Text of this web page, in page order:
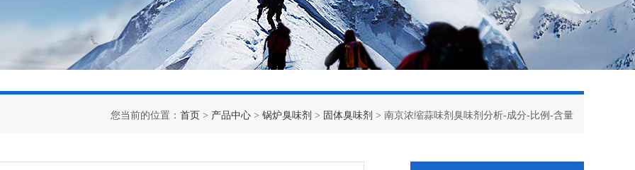
您当前的位置： 首页 > 产品中心 > 锅炉臭味剂 > 固体臭味剂 > 南京浓缩蒜味剂臭味剂分析-成分-比例-含量